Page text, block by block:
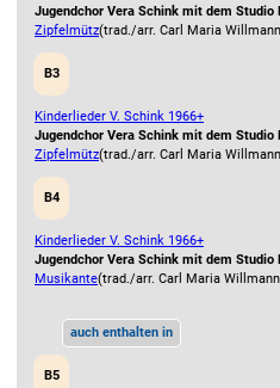
Jugendchor Vera Schink mit dem Studio
Zipfelmütz(trad./arr. Carl Maria
B3
Kinderlieder V. Schink 1966+
Jugendchor Vera Schink mit dem Studio
Zipfelmütz(trad./arr. Carl Maria
B4
Kinderlieder V. Schink 1966+
Jugendchor Vera Schink mit dem Studio
Musikante(trad./arr. Carl Maria
auch enthalten in
B5